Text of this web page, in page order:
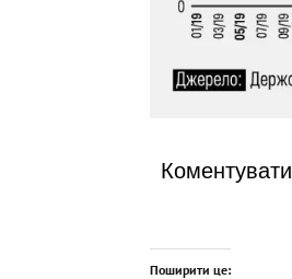
Коментувати
Поширити це: